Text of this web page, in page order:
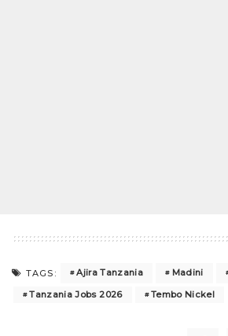
TAGS: Ajira Tanzania Madini
Tanzania Jobs 2026
Tembo Nickel